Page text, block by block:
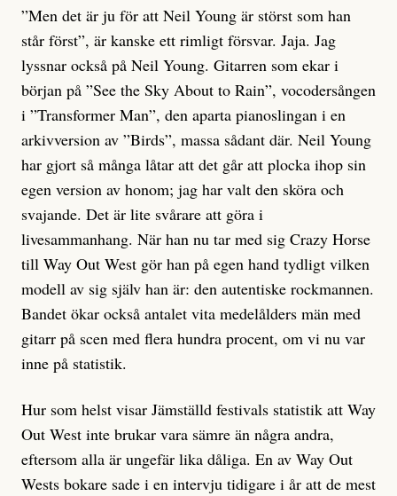
”Men det är ju för att Neil Young är störst som han
står först”, är kanske ett rimligt försvar. Jaja. Jag
lyssnar också på Neil Young. Gitarren som ekar i
början på ”See the Sky About to Rain”, vocodersången
i ”Transformer Man”, den aparta pianoslingan i en
arkivversion av ”Birds”, massa sådant där. Neil Young
har gjort så många låtar att det går att plocka ihop sin
egen version av honom; jag har valt den sköra och
svajande. Det är lite svårare att göra i
livesammanhang. När han nu tar med sig Crazy Horse
till Way Out West gör han på egen hand tydligt vilken
modell av sig själv han är: den autentiske rockmannen.
Bandet ökar också antalet vita medelålders män med
gitarr på scen med flera hundra procent, om vi nu var
inne på stati­stik.
Hur som helst visar Jämställd festivals statistik att Way
Out West inte brukar vara sämre än några andra,
eftersom alla är ungefär lika dåliga. En av Way Out
Wests bokare sade i en intervju tidigare i år att de mest